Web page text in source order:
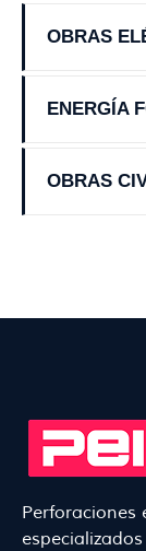
OBRAS
ENERGÍA
OBRAS
Perforaciones